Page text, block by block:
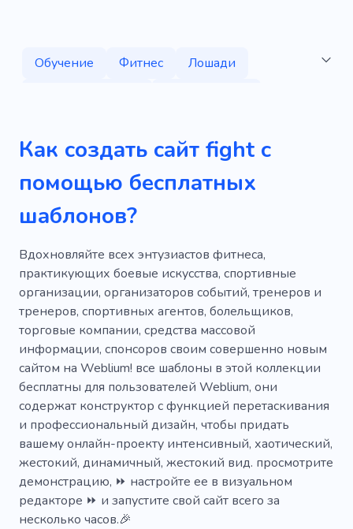
Обучение Фитнес
Лошади
Мотивация
Услуги Урок
Практика
Бокс
Борьба Профессия
Защита
Борьба
Бильярд
Тяжелая атлетика
Спортивные товары
Соревнование
Вебразработка
Программирование
Тренажерный зал
Личный
Одежда
Спортивная одежда
Пауэрлифтинг
Спортивная одежда
Спортивная одежда
Спортсмен
Как создать сайт fight с
помощью бесплатных
шаблонов?
Вдохновляйте всех энтузиастов фитнеса,
практикующих боевые искусства, спортивные
организации, организаторов событий, тренеров и
тренеров, спортивных агентов, болельщиков,
торговые компании, средства массовой
информации, спонсоров своим совершенно новым
сайтом на Weblium! все шаблоны в этой коллекции
бесплатны для пользователей Weblium, они
содержат конструктор с функцией перетаскивания
и профессиональный дизайн, чтобы придать
вашему онлайн-проекту интенсивный, хаотический,
жестокий, динамичный, жестокий вид. просмотрите
демонстрацию, ⏩ настройте ее в визуальном
редакторе ⏩ и запустите свой сайт всего за
несколько часов.🎉